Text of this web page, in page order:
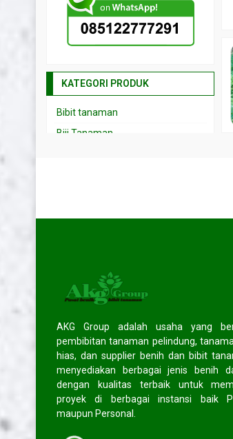
KATEGORI PRODUK
Bibit tanaman
Biji Tanaman
Instagram
instagram.com/akg_group
HOT ITEM!
Jual biji johar
*Harga Hubungi CS
Tersedia
AKG Group adalah usaha yang
pembibitan tanaman pelindung,
hias, dan supplier benih dan bibit
menyediakan berbagai jenis benih
dengan kualitas terbaik untuk
proyek di berbagai instansi baik
maupun Personal.